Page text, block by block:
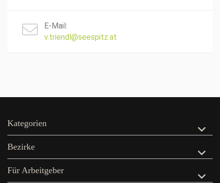
E-Mail:
v.triendl@seespitz.at
Kategorien
Bezirke
Für Arbeitgeber